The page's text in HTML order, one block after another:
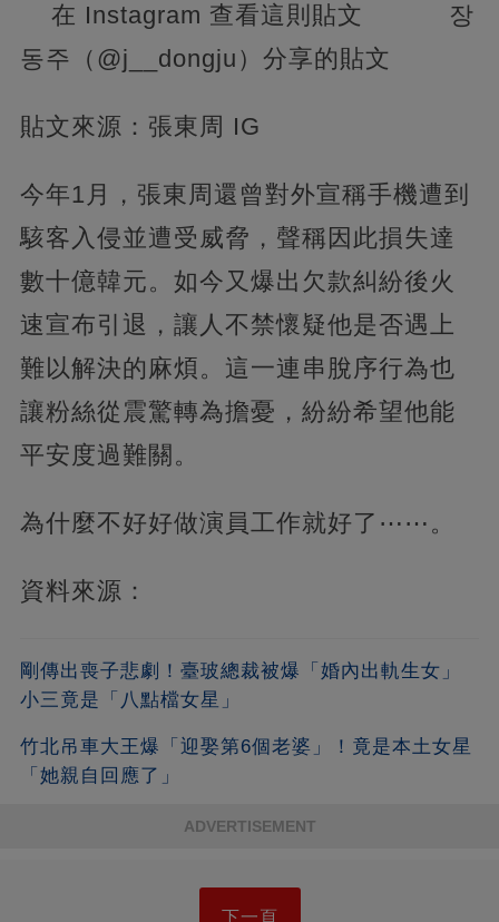
在 Instagram 查看這則貼文 장
동주（@j__dongju）分享的貼文
貼文來源：張東周 IG
今年1月，張東周還曾對外宣稱手機遭到
駭客入侵並遭受威脅，聲稱因此損失達
數十億韓元。如今又爆出欠款糾紛後火
速宣布引退，讓人不禁懷疑他是否遇上
難以解決的麻煩。這一連串脫序行為也
讓粉絲從震驚轉為擔憂，紛紛希望他能
平安度過難關。
為什麼不好好做演員工作就好了⋯⋯。
資料來源：
剛傳出喪子悲劇！臺玻總裁被爆「婚內出軌生女」
小三竟是「八點檔女星」
竹北吊車大王爆「迎娶第6個老婆」！竟是本土女星
「她親自回應了」
ADVERTISEMENT
下一頁